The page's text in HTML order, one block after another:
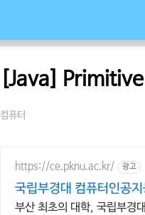
[Java]
컴퓨터
https://ce.pknu.ac.kr/ 광고
국립부경대 컴퓨터인공
부산 최초의 대학, 국립부경